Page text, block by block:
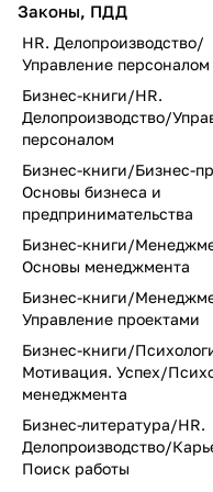
Законы, ПДД
HR. Делопроизводство/
Управление персоналом
Бизнес-книги/HR.
Делопроизводство/
персоналом
Бизнес-книги/Бизнес-
Основы бизнеса и
предпринимательства
Бизнес-книги/
Основы менеджмента
Бизнес-книги/
Управление проектами
Бизнес-книги/
Мотивация. Успех/
менеджмента
Бизнес-литература/HR.
Делопроизводство/
Поиск работы